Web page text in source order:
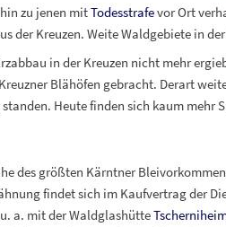
zu jenen mitTodesstrafevor Ort
der Kreuzen. Weite Waldgebiete in
in der Kreuzen nicht mehr
Blähöfen gebracht. Derart
Heute finden sich kaum
des größten Kärntner
findet sich im Kaufvertrag der
a. mit der Waldglashütte